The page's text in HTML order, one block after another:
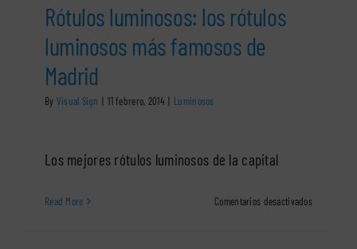
Rótulos luminosos: los rótulos
luminosos más famosos de
Madrid
By Visual Sign | 11 febrero, 2014 | Luminosos
Los mejores rótulos luminosos de la capital
Read More Comentarios desactivados